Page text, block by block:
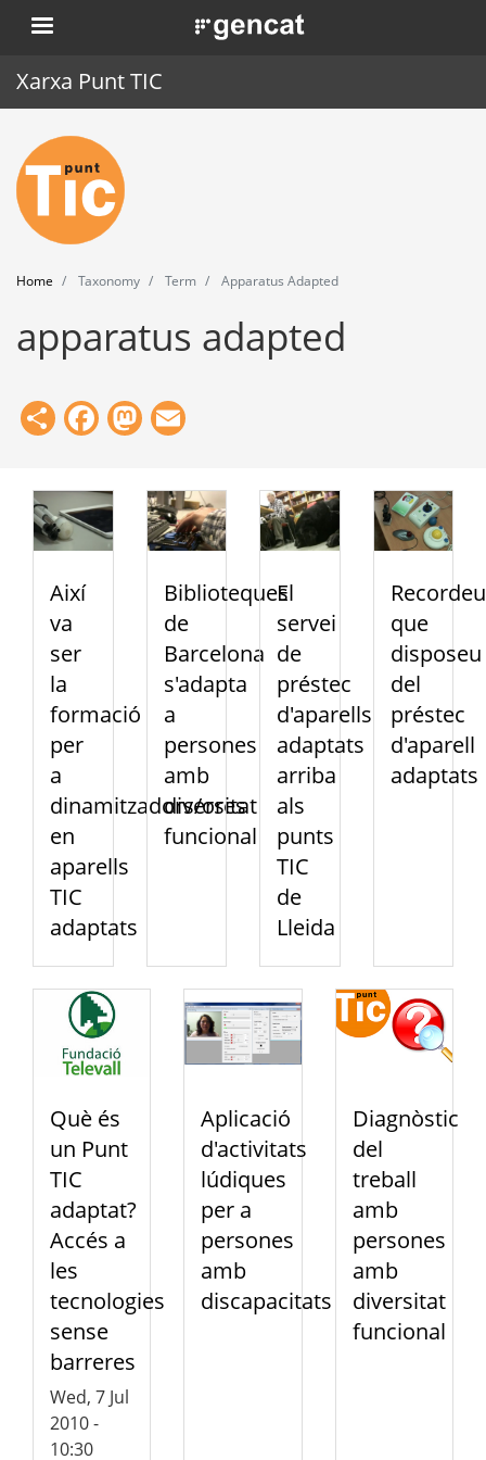
Skip
to
. Obre en una nova finestra.
Xarxa Punt TIC
Home
Punt TIC
News
Events
Training
Tools
Home Taxonomy Term Apparatus Adapted
apparatus adapted
ShareFacebook
Mastodon
Així
va
ser
la
formació
per
a
dinamitzadors/ores
en
aparells
TIC
adaptats
Biblioteques
de
Barcelona
s'adapta
a
persones
amb
diversitat
funcional
El
servei
de
préstec
d'aparells
adaptats
arriba
als
punts
TIC
de
Lleida
Recordeu
que
disposeu
del
préstec
d'aparell
adaptats
Què és
un Punt
TIC
adaptat?
Accés a
les
tecnologies
sense
barreres
Wed, 7 Jul
2010 -
10:30
Aplicació
d'activitats
lúdiques
per a
persones
amb
discapacitats
Diagnòstic
del
treball
amb
persones
amb
diversitat
funcional